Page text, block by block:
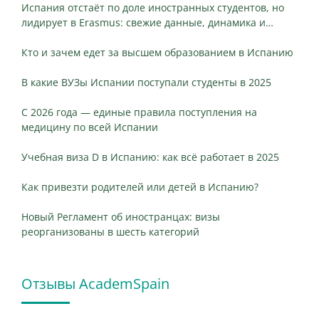
Испания отстаёт по доле иностранных студентов, но
лидирует в Erasmus: свежие данные, динамика и
Кто и зачем едет за высшем образованием в Испанию
В какие ВУЗы Испании поступали студенты в 2025
С 2026 года — единые правила поступления на
медицину по всей Испании
Учебная виза D в Испанию: как всё работает в 2025
Как привезти родителей или детей в Испанию?
Новый Регламент об иностранцах: визы
реорганизованы в шесть категорий
Отзывы AcademSpain